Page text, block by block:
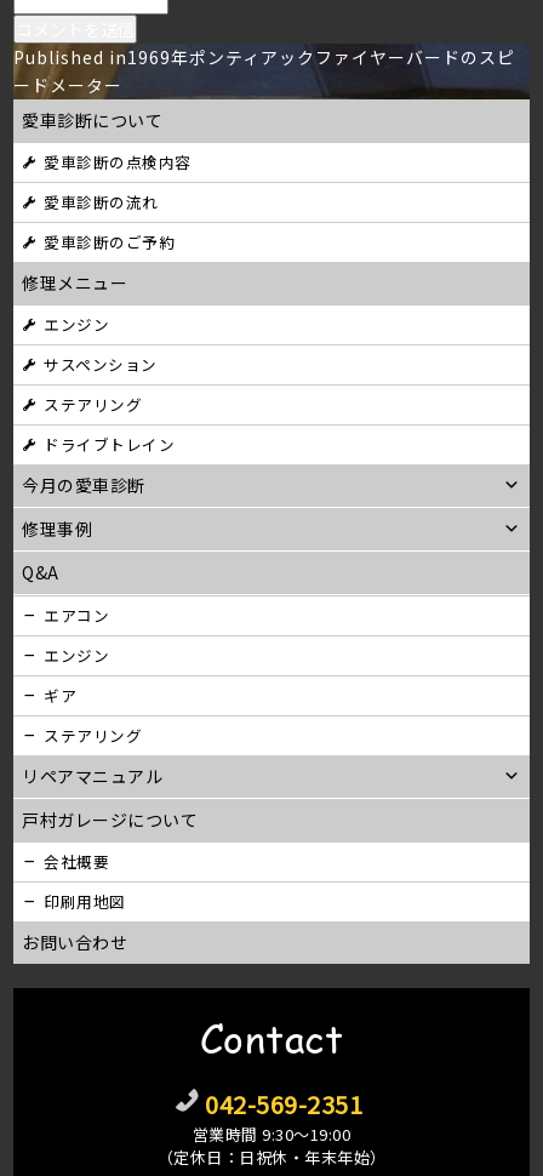
投
稿
ナ
ビ
ゲ
ー
シ
ョ
ン
Published in1969年ポンティアックファイヤーバードのスピ
ードメーター
愛車診断について
愛車診断の点検内容
愛車診断の流れ
愛車診断のご予約
修理メニュー
エンジン
サスペンション
ステアリング
ドライブトレイン
今月の愛車診断
修理事例
Q&A
エアコン
エンジン
ギア
ステアリング
リペアマニュアル
戸村ガレージについて
会社概要
印刷用地図
お問い合わせ
Contact
042-569-2351
営業時間 9:30〜19:00
（定休日：日祝休・年末年始）